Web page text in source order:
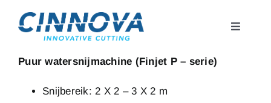
Toggle
Home
Machines
Puur watersnijmachine (Finjet P – serie)
Snijbereik: 2 X 2 – 3 X 2 m